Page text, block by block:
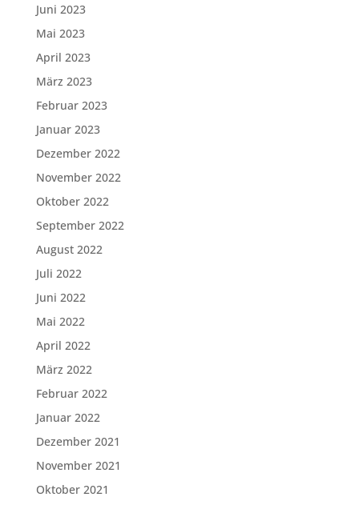
Juni 2023
Mai 2023
April 2023
März 2023
Februar 2023
Januar 2023
Dezember 2022
November 2022
Oktober 2022
September 2022
August 2022
Juli 2022
Juni 2022
Mai 2022
April 2022
März 2022
Februar 2022
Januar 2022
Dezember 2021
November 2021
Oktober 2021